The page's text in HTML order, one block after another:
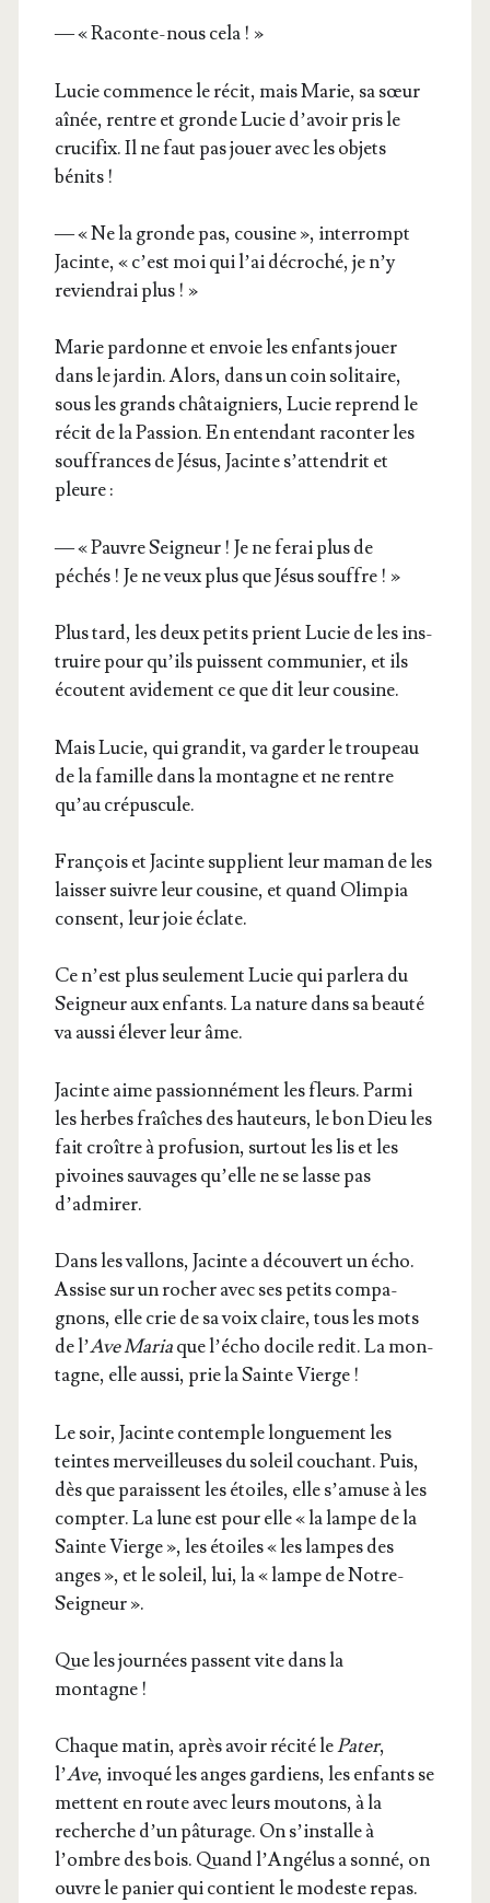
— « Raconte-nous cela ! »
Lucie com­mence le récit, mais Marie, sa sœur
aînée, rentre et gronde Lucie d’a­voir pris le
cru­ci­fix. Il ne faut pas jouer avec les objets
bénits !
— « Ne la gronde pas, cou­sine », inter­rompt
Jacinte, « c’est moi qui l’ai décro­ché, je n’y
revien­drai plus ! »
Marie par­donne et envoie les enfants jouer
dans le jar­din. Alors, dans un coin soli­taire,
sous les grands châ­tai­gniers, Lucie reprend le
récit de la Pas­sion. En enten­dant racon­ter les
souf­frances de Jésus, Jacinte s’at­ten­drit et
pleure :
— « Pauvre Sei­gneur ! Je ne ferai plus de
péchés ! Je ne veux plus que Jésus souffre ! »
Plus tard, les deux petits prient Lucie de les ins­
truire pour qu’ils puissent com­mu­nier, et ils
écoutent avi­de­ment ce que dit leur cousine.
Mais Lucie, qui gran­dit, va gar­der le trou­peau
de la famille dans la mon­tagne et ne rentre
qu’au crépuscule.
Fran­çois et Jacinte sup­plient leur maman de les
lais­ser suivre leur cou­sine, et quand Olim­pia
consent, leur joie éclate.
Ce n’est plus seule­ment Lucie qui par­le­ra du
Sei­gneur aux enfants. La nature dans sa beau­té
va aus­si éle­ver leur âme.
Jacinte aime pas­sion­né­ment les fleurs. Par­mi
les herbes fraîches des hau­teurs, le bon Dieu les
fait croître à pro­fu­sion, sur­tout les lis et les
pivoines sau­vages qu’elle ne se lasse pas
d’admirer.
Dans les val­lons, Jacinte a décou­vert un écho.
Assise sur un rocher avec ses petits com­pa­
gnons, elle crie de sa voix claire, tous les mots
de l’Ave Mariaque l’é­cho docile redit. La mon­
tagne, elle aus­si, prie la Sainte Vierge !
Le soir, Jacinte contemple lon­gue­ment les
teintes mer­veilleuses du soleil cou­chant. Puis,
dès que paraissent les étoiles, elle s’a­muse à les
comp­ter. La lune est pour elle « la lampe de la
Sainte Vierge », les étoiles « les lampes des
anges », et le soleil, lui, la « lampe de Notre-
Seigneur ».
Que les jour­nées passent vite dans la
montagne !
Chaque matin, après avoir réci­té lePater,
l’Ave, invo­qué les anges gar­diens, les enfants se
mettent en route avec leurs mou­tons, à la
recherche d’un pâtu­rage. On s’ins­talle à
l’ombre des bois. Quand l’Angélus a son­né, on
ouvre le panier qui contient le modeste repas.